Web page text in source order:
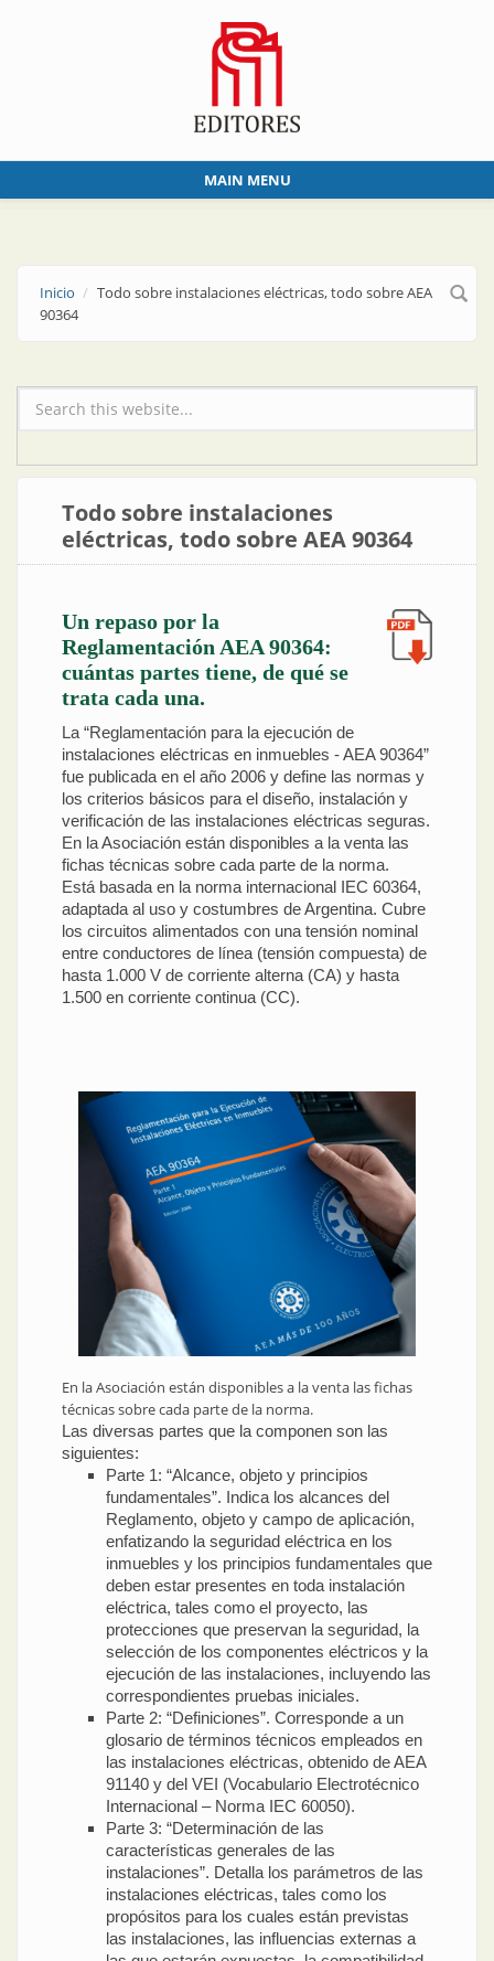
MAIN MENU
Inicio
Todo sobre instalaciones eléctricas, todo sobre AEA
90364
Formulario de búsqueda
Todo sobre instalaciones
eléctricas, todo sobre AEA 90364
Un repaso por la
Reglamentación AEA 90364:
cuántas partes tiene, de qué se
trata cada una.
La “Reglamentación para la ejecución de
instalaciones eléctricas en inmuebles - AEA 90364”
fue publicada en el año 2006 y define las normas y
los criterios básicos para el diseño, instalación y
verificación de las instalaciones eléctricas seguras.
En la Asociación están disponibles a la venta las
fichas técnicas sobre cada parte de la norma.
Está basada en la norma internacional IEC 60364,
adaptada al uso y costumbres de Argentina. Cubre
los circuitos alimentados con una tensión nominal
entre conductores de línea (tensión compuesta) de
hasta 1.000 V de corriente alterna (CA) y hasta
1.500 en corriente continua (CC).
En la Asociación están disponibles a la venta las fichas
técnicas sobre cada parte de la norma.
Las diversas partes que la componen son las
siguientes:
Parte 1: “Alcance, objeto y principios
fundamentales”. Indica los alcances del
Reglamento, objeto y campo de aplicación,
enfatizando la seguridad eléctrica en los
inmuebles y los principios fundamentales que
deben estar presentes en toda instalación
eléctrica, tales como el proyecto, las
protecciones que preservan la seguridad, la
selección de los componentes eléctricos y la
ejecución de las instalaciones, incluyendo las
correspondientes pruebas iniciales.
Parte 2: “Definiciones”. Corresponde a un
glosario de términos técnicos empleados en
las instalaciones eléctricas, obtenido de AEA
91140 y del VEI (Vocabulario Electrotécnico
Internacional – Norma IEC 60050).
Parte 3: “Determinación de las
características generales de las
instalaciones”. Detalla los parámetros de las
instalaciones eléctricas, tales como los
propósitos para los cuales están previstas
las instalaciones, las influencias externas a